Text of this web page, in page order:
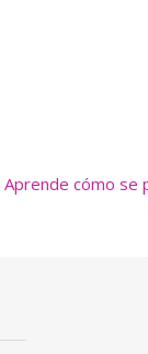
Aprende cómo se